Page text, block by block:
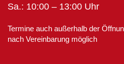
Sa.: 10:00 – 13:00 Uhr
Termine auch außerhalb der
nach Vereinbarung möglich